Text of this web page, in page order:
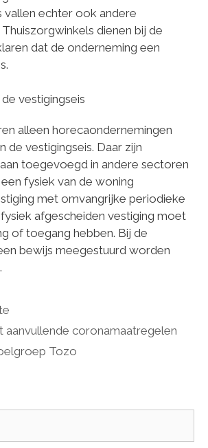
vallen echter ook andere
dienen bij de
dat de onderneming een
vestigingseis
alleen horecaondernemingen
de vestigingseis. Daar zijn
toegevoegd in andere sectoren
fysiek van de woning
met omvangrijke periodieke
afgescheiden vestiging moet
of toegang hebben. Bij de
bewijs meegestuurd worden
aanvullende coronamaatregelen
Tozo